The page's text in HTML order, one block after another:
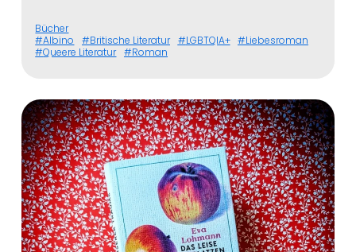
Bücher
Albino
Britische Literatur LGBTQIA+
Liebesroman
Queere Literatur
Roman